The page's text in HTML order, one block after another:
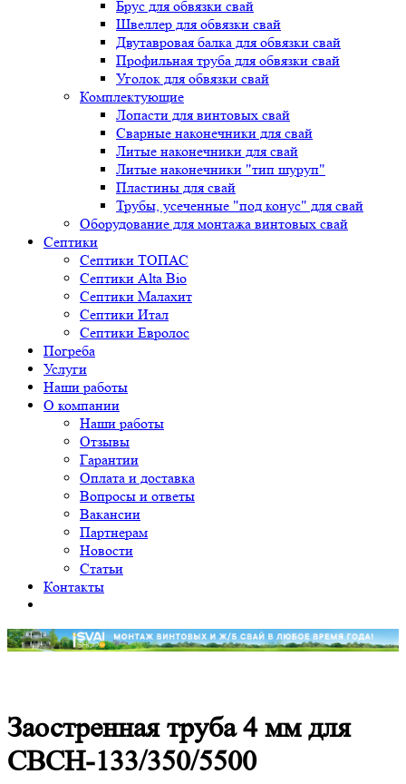
Брус для обвязки свай
Швеллер для обвязки свай
Двутавровая балка для обвязки свай
Профильная труба для обвязки свай
Уголок для обвязки свай
Комплектующие
Лопасти для винтовых свай
Сварные наконечники для свай
Литые наконечники для свай
Литые наконечники "тип шуруп"
Пластины для свай
Трубы, усеченные "под конус" для свай
Оборудование для монтажа винтовых свай
Септики
Септики ТОПАС
Септики Alta Bio
Септики Малахит
Септики Итал
Септики Евролос
Погреба
Услуги
Наши работы
О компании
Наши работы
Отзывы
Гарантии
Оплата и доставка
Вопросы и ответы
Вакансии
Партнерам
Новости
Статьи
Контакты
Заостренная труба 4 мм для
СВСН-133/350/5500